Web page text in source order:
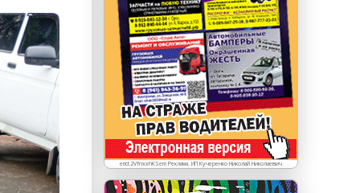
erid:2VfnxxhKSem Реклама. ИП Кучеренко Николай Николаевич